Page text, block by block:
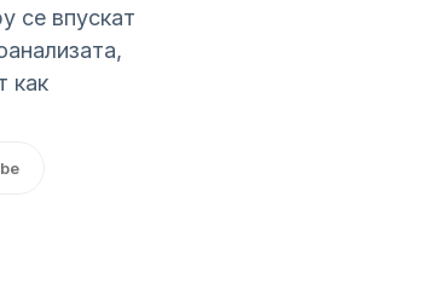
се впускат
как